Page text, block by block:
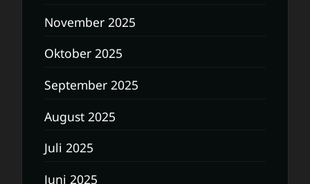
November 2025
Oktober 2025
September 2025
August 2025
Juli 2025
Juni 2025